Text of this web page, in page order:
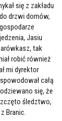
się z zakładu
drzwi domów,
Jasiu
tak
robić również
mi dyrektor
całą
się, że
śledztwo,
Branic.